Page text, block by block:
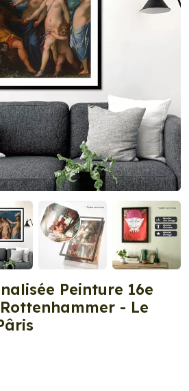
Peinture 16e
- Le